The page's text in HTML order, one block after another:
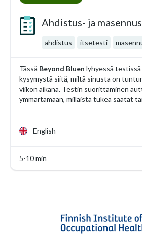
Ahdistus- ja
ahdistus itsetesti
Tässä Beyond Bluen lyhyessä
kysymystä siitä, miltä sinusta on
viikon aikana. Testin suorittaminen
ymmärtämään, millaista tukea saatat
English
5-10 min